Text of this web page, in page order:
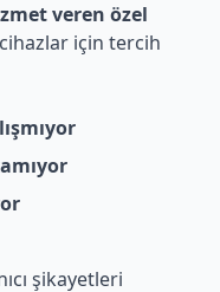
veren özel
için tercih
şikayetleri